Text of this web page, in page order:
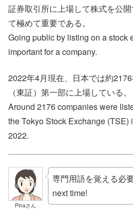
証券取引所に上場して株式を公
て極めて重要である。
Going public by listing on a stock
important for a company.
2022年4月現在、日本では約
（東証）第一部に上場している。
Around 2176 companies were
the Tokyo Stock Exchange (TSE)
2022.
Pinaさん
専門用語を覚える必
next time!